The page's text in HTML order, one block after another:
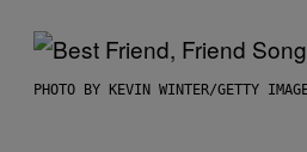
PHOTO BY KEVIN WINTER/GETTY